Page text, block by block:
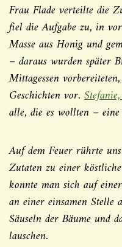
Frau Flade verteilte die
fiel die Aufgabe zu, in
Masse aus Honig und
– daraus wurden später
Mittagessen
Geschichten vor.
alle, die es wollten –
Auf dem Feuer rührte
Zutaten zu einer
konnte man sich auf
an einer einsamen
Säuseln der Bäume und
lauschen.